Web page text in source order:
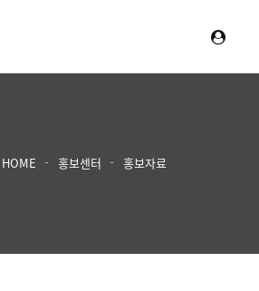
HOME 홍보센터 홍보자료